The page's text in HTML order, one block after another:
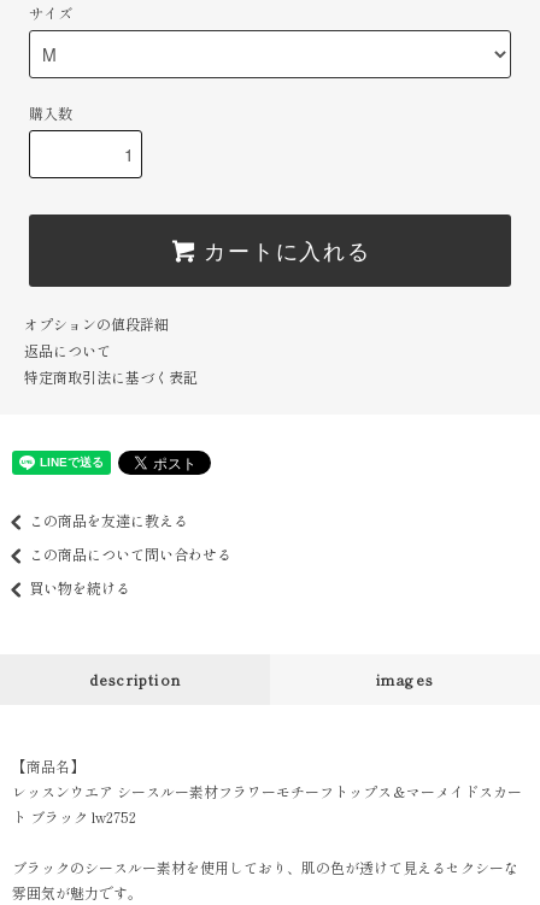
サイズ
購入数
カートに入れる
オプションの値段詳細
返品について
特定商取引法に基づく表記
この商品を友達に教える
この商品について問い合わせる
買い物を続ける
description images
【商品名】
レッスンウエア シースルー素材フラワーモチーフトップス＆マーメイドスカー
ト ブラック lw2752
ブラックのシースルー素材を使用しており、肌の色が透けて見えるセクシーな
雰囲気が魅力です。